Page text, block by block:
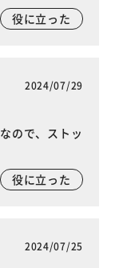
役に立った
2024/07/29
ので、ストッ
役に立った
2024/07/25